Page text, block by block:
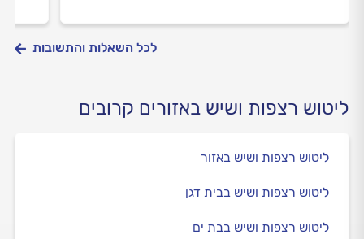
לכל השאלות והתשובות
ליטוש רצפות ושיש באזורים קרובים
ליטוש רצפות ושיש באזור
ליטוש רצפות ושיש בבית דגן
ליטוש רצפות ושיש בבת ים